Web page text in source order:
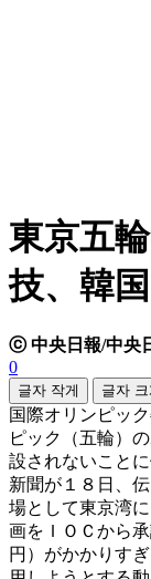
東京五
技、韓
ⓒ 中央日報/中央
0
글자 작게 글자 크
国際オリンピッ
ピック（五輪）
設されないこと
新聞が１８日、
場として東京湾
画をＩＯＣから
円）がかかりす